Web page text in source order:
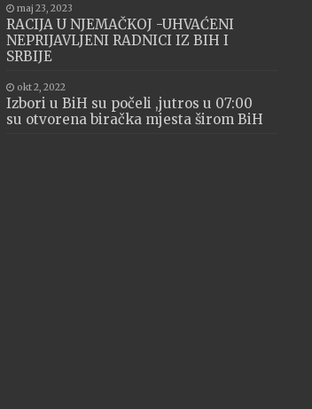
maj 23, 2023
RACIJA U NJEMAČKOJ -UHVAĆENI
NEPRIJAVLJENI RADNICI IZ BIH I
SRBIJE
okt 2, 2022
Izbori u BiH su počeli ,jutros u 07:00
su otvorena biračka mjesta širom BiH